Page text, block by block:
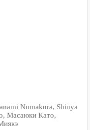
Numakura, Shinya
Масаюки Като,